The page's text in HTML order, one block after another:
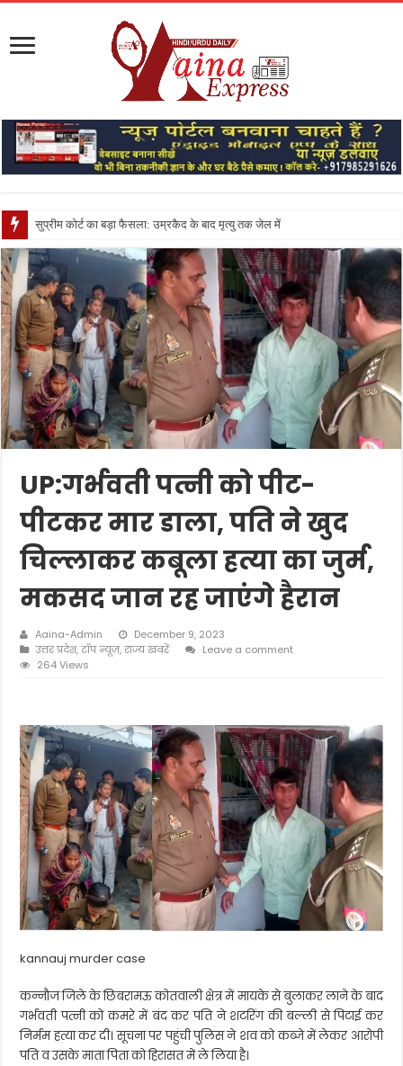
सुप्रीम कोर्ट का बड़ा फैसला: उम्रकैद के बाद मृत्यु तक जेल में रखने की सजा संविधान के
UP:गर्भवती पत्नी को पीट-
पीटकर मार डाला, पति ने खुद
चिल्लाकर कबूला हत्या का जुर्म,
मकसद जान रह जाएंगे हैरान
Aaina-Admin
December 9, 2023
उत्तर प्रदेश,टॉप न्यूज़,राज्य खबरें
Leave a comment
264 Views
kannauj murder case
कन्नौज जिले के छिबरामऊ कोतवाली क्षेत्र में मायके से बुलाकर लाने के बाद
गर्भवती पत्नी को कमरे में बंद कर पति ने शटरिंग की बल्ली से पिटाई कर
निर्मम हत्या कर दी। सूचना पर पहुंची पुलिस ने शव को कब्जे में लेकर आरोपी
पति व उसके माता पिता को हिरासत में ले लिया है।